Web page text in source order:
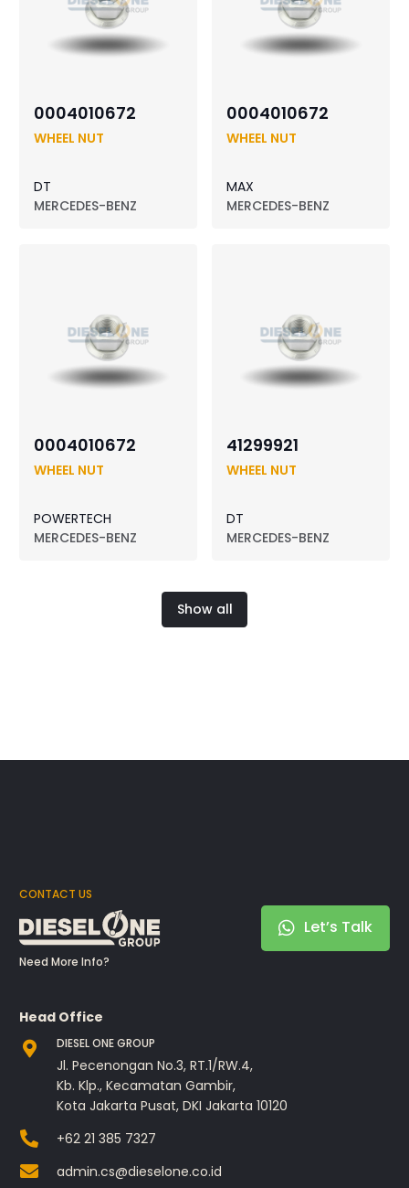
0004010672
WHEEL NUT
DT
MERCEDES-BENZ
0004010672
WHEEL NUT
MAX
MERCEDES-BENZ
0004010672
WHEEL NUT
POWERTECH
MERCEDES-BENZ
41299921
WHEEL NUT
DT
MERCEDES-BENZ
Show all
CONTACT US
Need More Info?
Let’s Talk
Head Office
DIESEL ONE GROUP
Jl. Pecenongan No.3, RT.1/RW.4,
Kb. Klp., Kecamatan Gambir,
Kota Jakarta Pusat, DKI Jakarta 10120
+62 21 385 7327
admin.cs@dieselone.co.id